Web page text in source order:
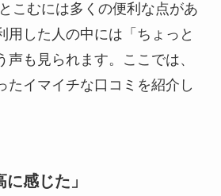
こむには多くの便利な点があ
用した人の中には「ちょっと
も見られます。ここでは、
たイマイチな口コミを紹介し
に感じた」